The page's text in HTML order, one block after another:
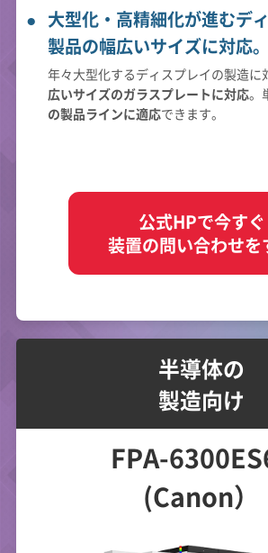
大型化・高精細化が進むデ
製品の幅広いサイズに対応。
年々大型化するディスプレイの製造に
広いサイズのガラスプレートに対応。
の製品ラインに適応できます。
公式HPで今すぐ
装置の問い合わせを
半導体の
製造向け
FPA-
(Canon）